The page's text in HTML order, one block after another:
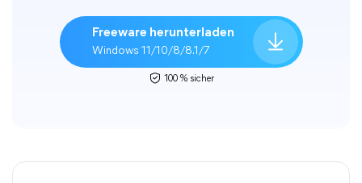
Freeware herunterladen
Windows 11/10/8/8.1/7
100 % sicher